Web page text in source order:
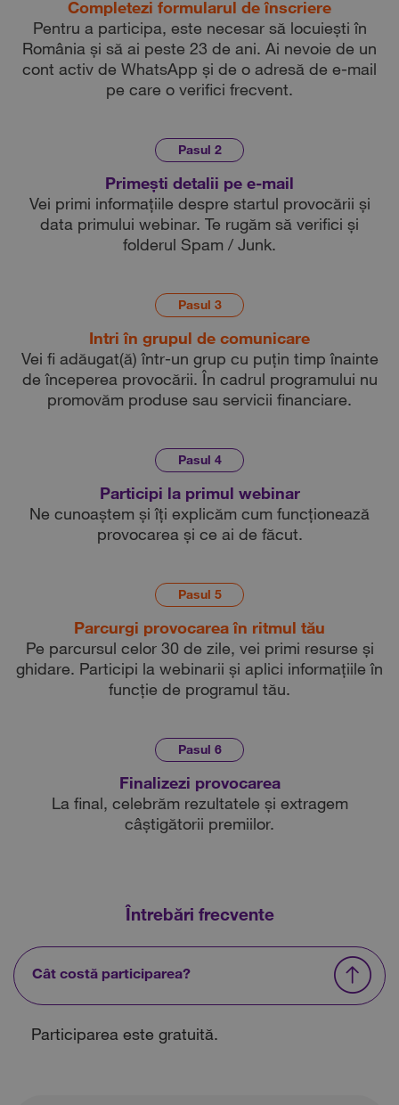
Completezi formularul de înscriere
Pentru a participa, este necesar să locuiești în
România și să ai peste 23 de ani. Ai nevoie de un
cont activ de WhatsApp și de o adresă de e-mail
pe care o verifici frecvent.
Pasul 2
Primești detalii pe e-mail
Vei primi informațiile despre startul provocării și
data primului webinar. Te rugăm să verifici și
folderul Spam / Junk.
Pasul 3
Intri în grupul de comunicare
Vei fi adăugat(ă) într-un grup cu puțin timp înainte
de începerea provocării. În cadrul programului nu
promovăm produse sau servicii financiare.
Pasul 4
Participi la primul webinar
Ne cunoaștem și îți explicăm cum funcționează
provocarea și ce ai de făcut.
Pasul 5
Parcurgi provocarea în ritmul tău
Pe parcursul celor 30 de zile, vei primi resurse și
ghidare. Participi la webinarii și aplici informațiile în
funcție de programul tău.
Pasul 6
Finalizezi provocarea
La final, celebrăm rezultatele și extragem
câștigătorii premiilor.
Întrebări frecvente
Cât costă participarea?
Participarea este gratuită.